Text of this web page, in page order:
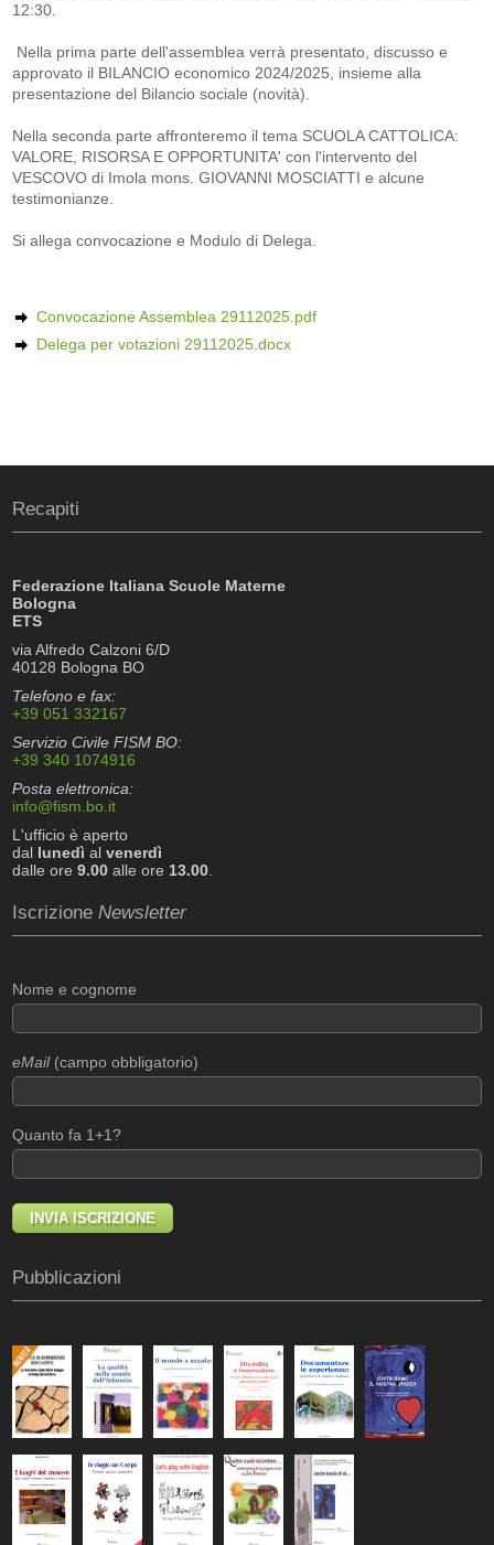
12:30.
Nella prima parte dell'assemblea verrà presentato, discusso e
approvato il BILANCIO economico 2024/2025, insieme alla
presentazione del Bilancio sociale (novità).
Nella seconda parte affronteremo il tema SCUOLA CATTOLICA:
VALORE, RISORSA E OPPORTUNITA' con l'intervento del
VESCOVO di Imola mons. GIOVANNI MOSCIATTI e alcune
testimonianze.
Si allega convocazione e Modulo di Delega.
Convocazione Assemblea 29112025.pdf
Delega per votazioni 29112025.docx
Recapiti
Federazione Italiana Scuole Materne
Bologna
ETS
via Alfredo Calzoni 6/D
40128 Bologna BO
Telefono e fax:
+39 051 332167
Servizio Civile FISM BO:
+39 340 1074916
Posta elettronica:
info@fism.bo.it
L'ufficio è aperto
dal lunedì alvenerdì
dalle ore9.00 alle ore 13.00
IscrizioneNewsletter
Nome e cognome
eMail(campo obbligatorio)
Quanto fa 1+1?
Pubblicazioni